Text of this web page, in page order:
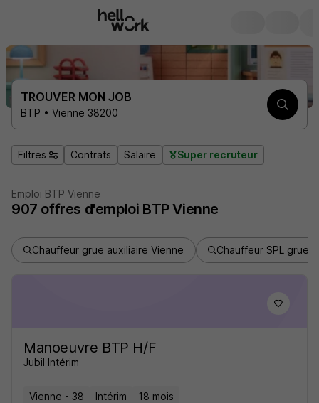
TROUVER MON JOB
BTP • Vienne 38200
Filtres Contrats Salaire Super recruteur
Emploi BTP Vienne
907 offres d'emploi BTP Vienne
Chauffeur grue auxiliaire Vienne Chauffeur SPL grue
Manoeuvre BTP H/F
Jubil Intérim
Vienne - 38 Intérim 18 mois